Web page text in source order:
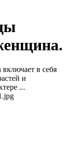
в себя
и
...